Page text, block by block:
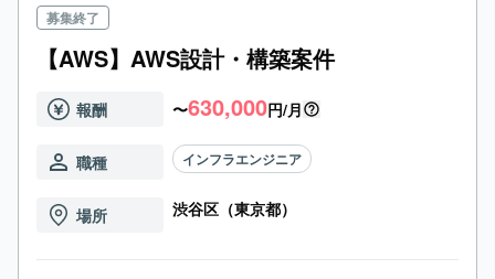
募集終了
【AWS】AWS設計・構築案件
報酬 〜630,000円/月
職種 インフラエンジニア
場所 渋谷区（東京都）